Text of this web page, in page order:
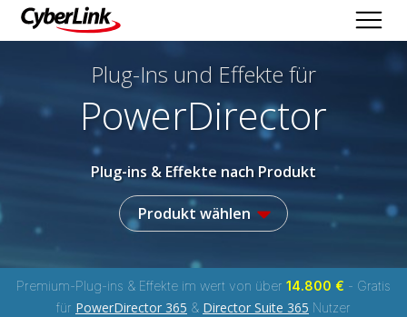
Plug-Ins und Effekte für
PowerDirector
Plug-ins & Effekte nach Produkt
Produkt wählen
Premium-Plug-ins & Effekte im wert von über 14.800 € - Gratis
für PowerDirector 365 & Director Suite 365 Nutzer